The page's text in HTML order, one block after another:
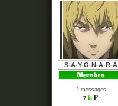
S-A-Y-O-N-A-R-A
2 messages
7